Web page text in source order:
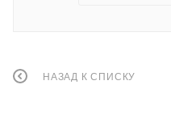
НАЗАД К СПИСКУ